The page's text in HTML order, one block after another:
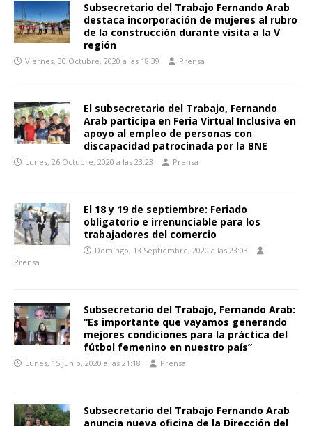
Subsecretario del Trabajo Fernando Arab
destaca incorporación de mujeres al rubro
de la construcción durante visita a la V
región
Viernes, 30 Octubre, 2020 a las 18:39 Prensa
El subsecretario del Trabajo, Fernando
Arab participa en Feria Virtual Inclusiva en
apoyo al empleo de personas con
discapacidad patrocinada por la BNE
Lunes, 26 Octubre, 2020 a las 23:23 Prensa
El 18 y 19 de septiembre: Feriado
obligatorio e irrenunciable para los
trabajadores del comercio
Domingo, 13 Septiembre, 2020 a las 23:03
Prensa
Subsecretario del Trabajo, Fernando Arab:
“Es importante que vayamos generando
mejores condiciones para la práctica del
fútbol femenino en nuestro país”
Lunes, 15 Junio, 2020 a las 21:18 Prensa
Subsecretario del Trabajo Fernando Arab
anuncia nueva oficina de la Dirección del